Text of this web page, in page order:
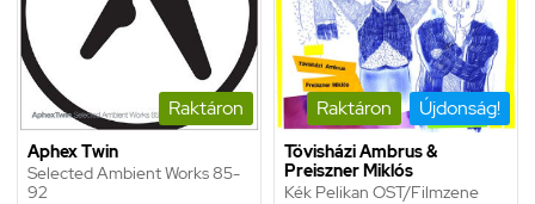
Raktáron
Aphex Twin
Selected Ambient Works 85-
92
Raktáron Újdonság!
Tövisházi Ambrus &
Preiszner Miklós
Kék Pelikan OST/Filmzene